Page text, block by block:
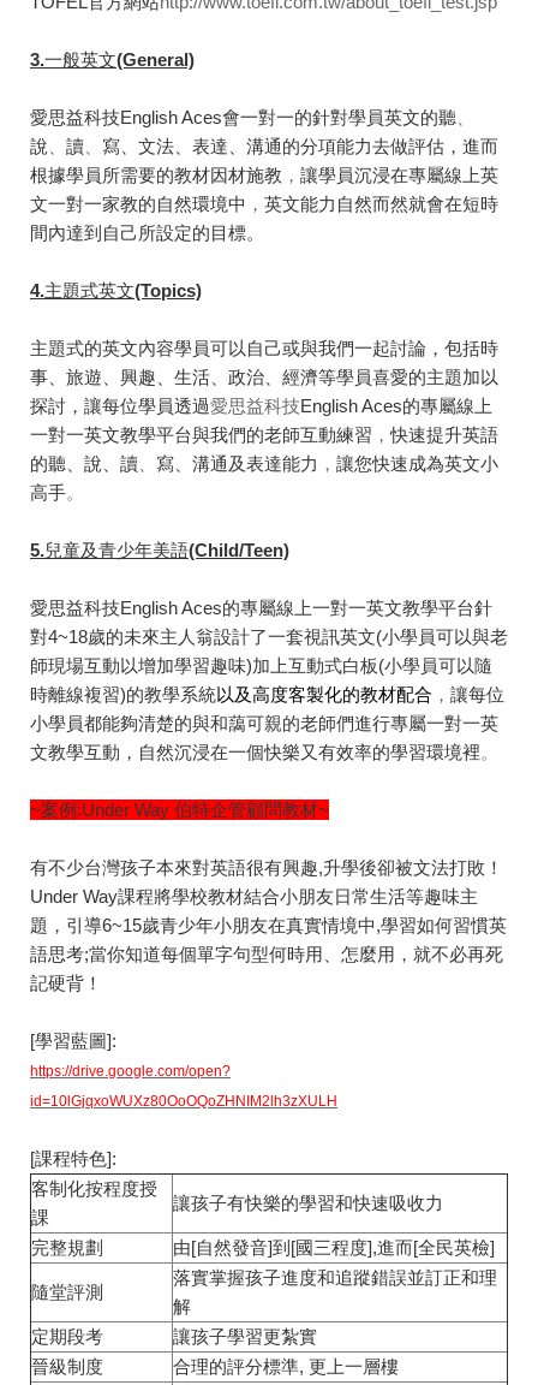
3.一般英文(General)
愛思益科技English Aces會一對一的針對學員英文的聽
說
讀
寫、文法、表達、溝通的分項能力去做評估，進而
根據學員所需要的教材因材施教 ， 讓學員沉浸在專屬線上英
文一對一家教的自然環境中 ， 英文能力自然而然就會在短時
間內達到自己所設定的目標。
4.主題式英文(Topics)
主題式的英文內容學員可以自己或與我們一起討論，包括時
事、旅遊、興趣、生活、政治、經濟等學員喜愛的主題加以
探討，讓每位學員透過愛思益科技English Aces的專屬線上
一對一英文教學平台與我們的老師互動練習 ，快速提升英語
的聽、說、讀
寫、溝通及表達能力 ， 讓您快速成為英文小
高手。
5.兒童及青少年美語(Child/Teen)
愛思益科技English Aces的專屬線上一對一英文教學平台針
對4~18歲的未來主人翁設計了一套視訊英文(小學員可以與老
師現場互動以增加學習趣味)加上互動式白板(小學員可以隨
時離線複習)的教學系統以及高度客製化的教材配合 ， 讓每位
小學員都能夠清楚的與和藹可親的老師們進行專屬一對一英
文教學互動，自然沉浸在一個快樂又有效率的學習環境裡。
~案例:Under Way 伯特企管顧問教材~
有不少台灣孩子本來對英語很有興趣,升學後卻被文法打敗！
Under Way課程將學校教材結合小朋友日常生活等趣味主
題，引導6~15歲青少年小朋友在真實情境中,學習如何習慣英
語思考;當你知道每個單字句型何時用、怎麼用，就不必再死
記硬背！
[學習藍圖]:
https://drive.google.com/open?
id=10lGjqxoWUXz80OoOQoZHNIM2lh3zXULH
[課程特色]:
客制化按程度授
課
讓孩子有快樂的學習和快速吸收力
完整規劃 由[自然發音]到[國三程度],進而[全民英檢]
隨堂評測
落實掌握孩子進度和追蹤錯誤並訂正和理
解
定期段考
讓孩子學習更紮實
晉級制度
合理的評分標準, 更上一層樓